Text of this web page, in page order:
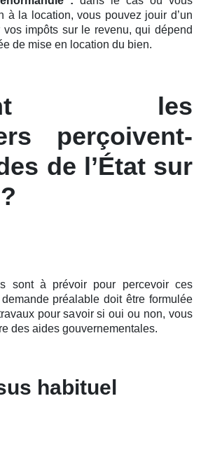
à la location, vous pouvez jouir d’un
impôts sur le revenu, qui dépend
de mise en location du bien.
les
perçoivent-
de l’État sur
sont à prévoir pour percevoir ces
préalable doit être formulée
pour savoir si oui ou non, vous
des aides gouvernementales.
habituel